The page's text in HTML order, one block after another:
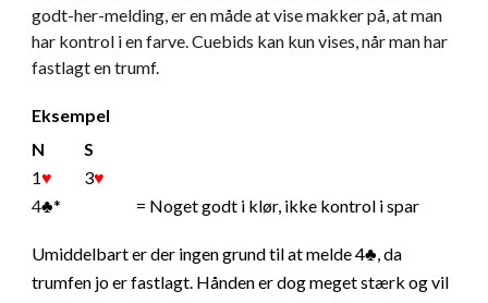
godt-her-melding, er en måde at vise makker på, at man
har kontrol i en farve. Cuebids kan kun vises, når man har
fastlagt en trumf.
Eksempel
N
S
1♥ 3♥
4♣* = Noget godt i klør, ikke kontrol i spar
Umiddelbart er der ingen grund til at melde 4♣, da
trumfen jo er fastlagt. Hånden er dog meget stærk og vil